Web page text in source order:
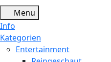
Menu
Info
Kategorien
Entertainment